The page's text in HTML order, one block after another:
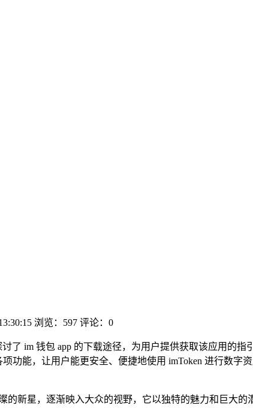
浏览：597 评论：0
了 im 钱包 app 的下载途径，为用户提供获取该应用的
功能，让用户能更安全、便捷地使用 imToken 进行数字
新星，逐渐映入大众的视野，它以独特的魅力和巨大的